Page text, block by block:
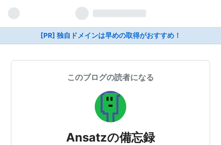
[PR] 独自ドメインは早めの取得がおすすめ！
このブログの読者になる
Ansatzの備忘録